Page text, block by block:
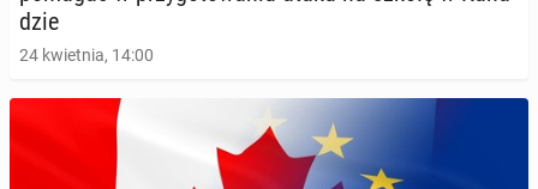
dzie
24 kwietnia, 14:00